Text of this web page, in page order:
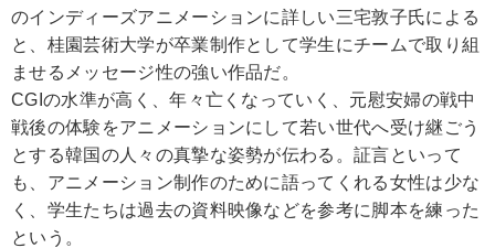
のインディーズアニメーションに詳しい三宅敦子氏による
と、桂園芸術大学が卒業制作として学生にチームで取り組
ませるメッセージ性の強い作品だ。
CGIの水準が高く、年々亡くなっていく、元慰安婦の戦中
戦後の体験をアニメーションにして若い世代へ受け継ごう
とする韓国の人々の真摯な姿勢が伝わる。証言といって
も、アニメーション制作のために語ってくれる女性は少な
く、学生たちは過去の資料映像などを参考に脚本を練った
という。